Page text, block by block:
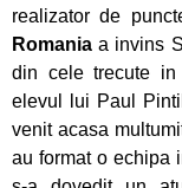
Medalii
realizator de
Romania a invins
din cele trecute in
elevul lui Paul
venit acasa
au format o echipa